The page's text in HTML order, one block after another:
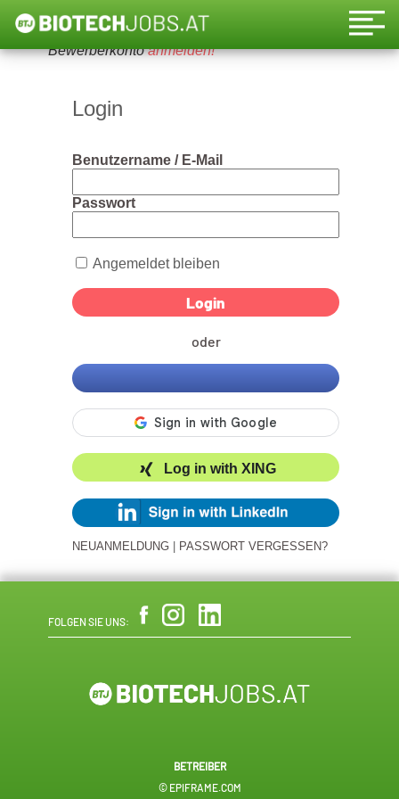
Um diese Funktion nutzen zu können, bitte ein
Bewerberkontoanmelden!
Login
Benutzername / E-Mail
Passwort
Angemeldet bleiben
oder
Log in with XING
NEUANMELDUNG PASSWORT VERGESSEN?
FOLGEN SIE UNS:
BETREIBER
© EPIFRAME.COM